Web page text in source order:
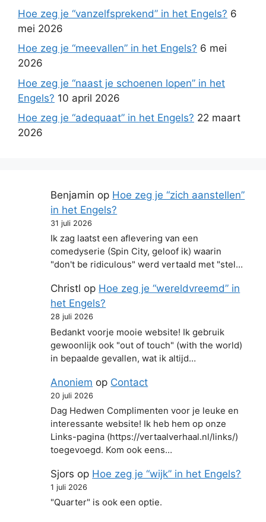
Hoe zeg je “vanzelfsprekend” in het Engels? 6
mei 2026
Hoe zeg je “meevallen” in het Engels? 6 mei
2026
Hoe zeg je “naast je schoenen lopen” in het
Engels? 10 april 2026
Hoe zeg je “adequaat” in het Engels? 22 maart
2026
Benjamin op Hoe zeg je “zich aanstellen”
in het Engels?
31 juli 2026
Ik zag laatst een aflevering van een
comedyserie (Spin City, geloof ik) waarin
"don't be ridiculous" werd vertaald met "stel…
Christl op Hoe zeg je “wereldvreemd” in
het Engels?
28 juli 2026
Bedankt voorje mooie website! Ik gebruik
gewoonlijk ook "out of touch" (with the world)
in bepaalde gevallen, wat ik altijd…
Anoniem op Contact
20 juli 2026
Dag Hedwen Complimenten voor je leuke en
interessante website! Ik heb hem op onze
Links-pagina (https://vertaalverhaal.nl/links/)
toegevoegd. Kom ook eens…
Sjors op Hoe zeg je “wijk” in het Engels?
1 juli 2026
"Quarter" is ook een optie.